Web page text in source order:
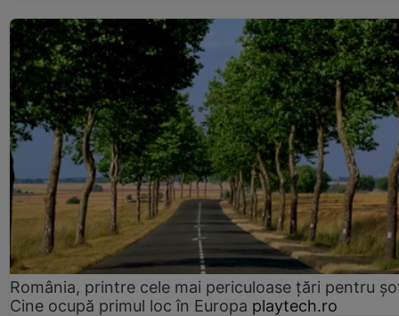
România, printre cele mai periculoase țări pentru
Cine ocupă primul loc în Europa playtech.ro